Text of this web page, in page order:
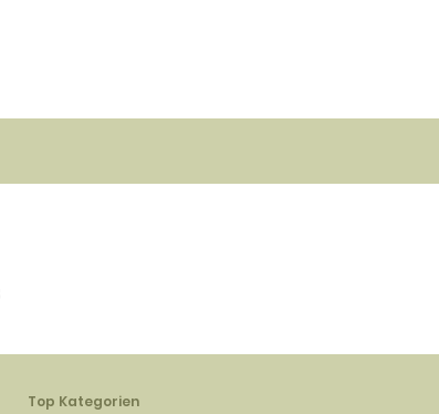
Top Kategorien